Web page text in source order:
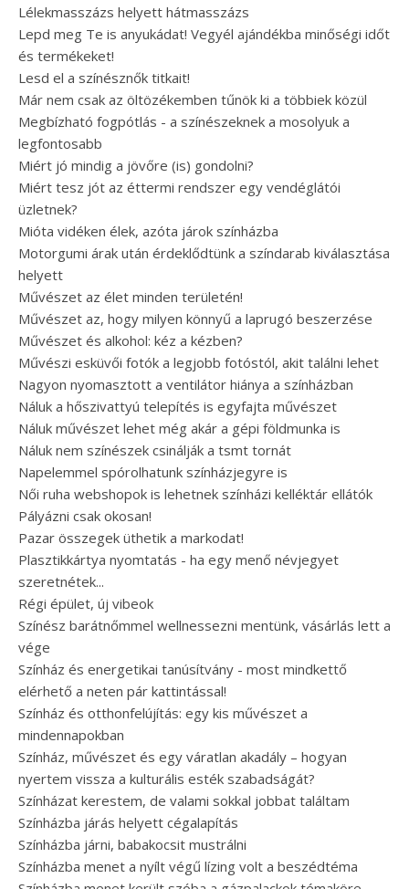
Lélekmasszázs helyett hátmasszázs
Lepd meg Te is anyukádat! Vegyél ajándékba minőségi időt
és termékeket!
Lesd el a színésznők titkait!
Már nem csak az öltözékemben tűnök ki a többiek közül
Megbízható fogpótlás - a színészeknek a mosolyuk a
legfontosabb
Miért jó mindig a jövőre (is) gondolni?
Miért tesz jót az éttermi rendszer egy vendéglátói
üzletnek?
Mióta vidéken élek, azóta járok színházba
Motorgumi árak után érdeklődtünk a színdarab kiválasztása
helyett
Művészet az élet minden területén!
Művészet az, hogy milyen könnyű a laprugó beszerzése
Művészet és alkohol: kéz a kézben?
Művészi esküvői fotók a legjobb fotóstól, akit találni lehet
Nagyon nyomasztott a ventilátor hiánya a színházban
Náluk a hőszivattyú telepítés is egyfajta művészet
Náluk művészet lehet még akár a gépi földmunka is
Náluk nem színészek csinálják a tsmt tornát
Napelemmel spórolhatunk színházjegyre is
Női ruha webshopok is lehetnek színházi kelléktár ellátók
Pályázni csak okosan!
Pazar összegek üthetik a markodat!
Plasztikkártya nyomtatás - ha egy menő névjegyet
szeretnétek...
Régi épület, új vibeok
Színész barátnőmmel wellnessezni mentünk, vásárlás lett a
vége
Színház és energetikai tanúsítvány - most mindkettő
elérhető a neten pár kattintással!
Színház és otthonfelújítás: egy kis művészet a
mindennapokban
Színház, művészet és egy váratlan akadály – hogyan
nyertem vissza a kulturális esték szabadságát?
Színházat kerestem, de valami sokkal jobbat találtam
Színházba járás helyett cégalapítás
Színházba járni, babakocsit mustrálni
Színházba menet a nyílt végű lízing volt a beszédtéma